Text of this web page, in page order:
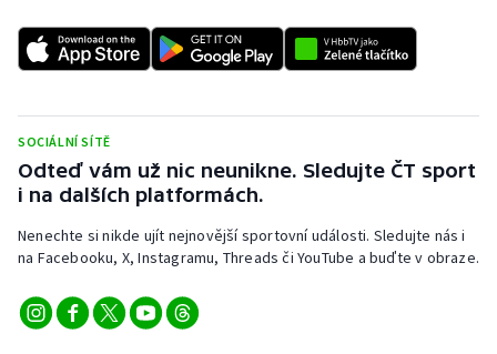
Rychlostní kanoistika
Sportovní střelba
Stolní tenis
Triatlon
Veslování
SOCIÁLNÍ SÍTĚ
Odteď vám už nic neunikne. Sledujte ČT sport
i na dalších platformách.
Nenechte si nikde ujít nejnovější sportovní události. Sledujte nás i
na Facebooku, X, Instagramu, Threads či YouTube a buďte v obraze.